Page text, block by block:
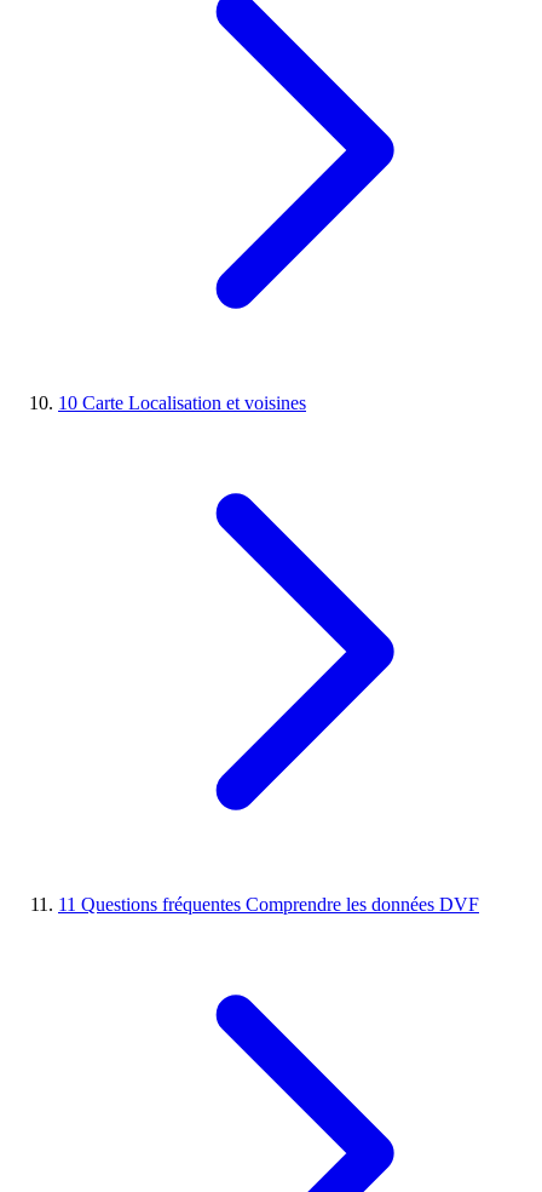
10 Carte Localisation et voisines
11 Questions fréquentes Comprendre les données DVF